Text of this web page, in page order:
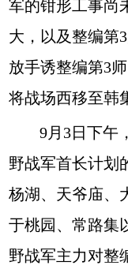
军的钳形工事尚
大，以及整编第
放手诱整编第3
将战场西移至韩
9月3日下午
野战军首长计划
杨湖、天爷庙、
于桃园、常路集
野战军主力对整